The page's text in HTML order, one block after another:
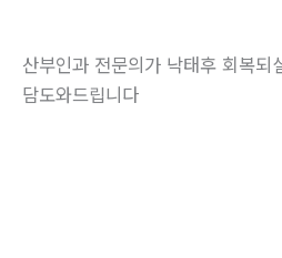
산부인과 전문의가 낙태후 회복되
담도와드립니다